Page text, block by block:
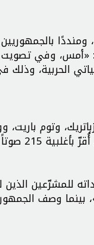
وفي تصويت
الحربية،
وتوم
للمشرّعين الذين
وصف